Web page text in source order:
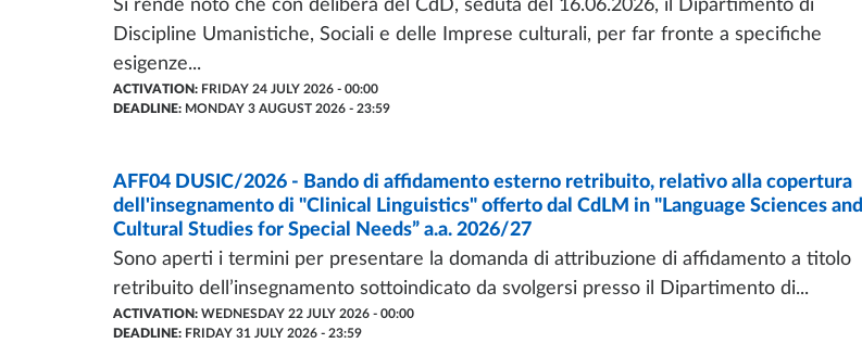
Si rende noto che con delibera del CdD, seduta del 16.06.2026, il Dipartimento di
Discipline Umanistiche, Sociali e delle Imprese culturali, per far fronte a specifiche
esigenze...
ACTIVATION: FRIDAY 24 JULY 2026 - 00:00
DEADLINE: MONDAY 3 AUGUST 2026 - 23:59
CALL OF PROPOSAL- LAST UPDATE:23/07/2026
AFF04 DUSIC/2026 - Bando di affidamento esterno retribuito, relativo alla copertura
dell'insegnamento di "Clinical Linguistics" offerto dal CdLM in "Language Sciences and
Cultural Studies for Special Needs” a.a. 2026/27
Sono aperti i termini per presentare la domanda di attribuzione di affidamento a titolo
retribuito dell’insegnamento sottoindicato da svolgersi presso il Dipartimento di...
ACTIVATION: WEDNESDAY 22 JULY 2026 - 00:00
DEADLINE: FRIDAY 31 JULY 2026 - 23:59